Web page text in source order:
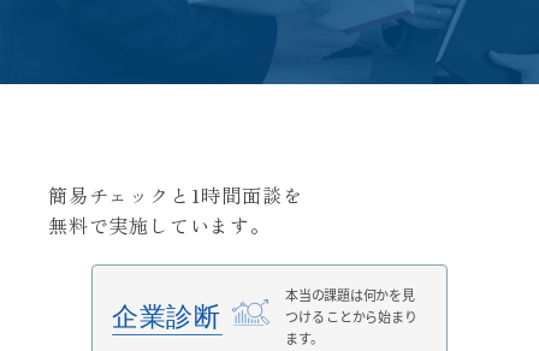
簡易チェックと1時間面談を
無料で実施しています。
本当の課題は何かを見
つける ことから始まり
ます。